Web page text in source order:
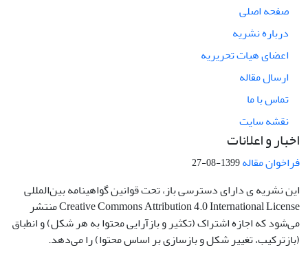
صفحه اصلی
درباره نشریه
اعضای هیات تحریریه
ارسال مقاله
تماس با ما
نقشه سایت
اخبار و اعلانات
فراخوان مقاله1399-08-27
این نشریه ی دارای دسترسی باز، تحت قوانین گواهینامه بین‌المللی
Creative Commons Attribution 4.0 International License منتشر
می‌شود که اجازه اشتراک (تکثیر و بازآرایی محتوا به هر شکل) و انطباق
(بازترکیب، تغییر شکل و بازسازی بر اساس محتوا) را می‌دهد.